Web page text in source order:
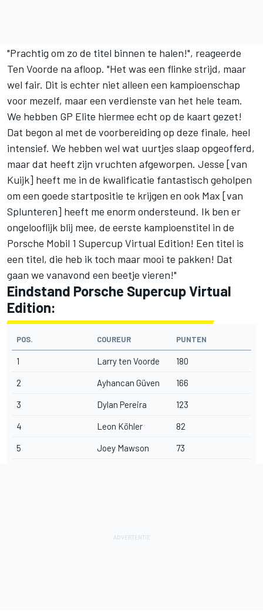
"Prachtig om zo de titel binnen te halen!", reageerde
Ten Voorde na afloop. "Het was een flinke strijd, maar
wel fair. Dit is echter niet alleen een kampioenschap
voor mezelf, maar een verdienste van het hele team.
We hebben GP Elite hiermee echt op de kaart gezet!
Dat begon al met de voorbereiding op deze finale, heel
intensief. We hebben wel wat uurtjes slaap opgeofferd,
maar dat heeft zijn vruchten afgeworpen. Jesse [van
Kuijk] heeft me in de kwalificatie fantastisch geholpen
om een goede startpositie te krijgen en ook Max [van
Splunteren] heeft me enorm ondersteund. Ik ben er
ongelooflijk blij mee, de eerste kampioenstitel in de
Porsche Mobil 1 Supercup Virtual Edition! Een titel is
een titel, die heb ik toch maar mooi te pakken! Dat
gaan we vanavond een beetje vieren!"
Eindstand Porsche Supercup Virtual
Edition:
POS. COUREUR PUNTEN
1 Larry ten Voorde 180
2 Ayhancan Güven 166
3 Dylan Pereira 123
4 Leon Köhler 82
5 Joey Mawson 73